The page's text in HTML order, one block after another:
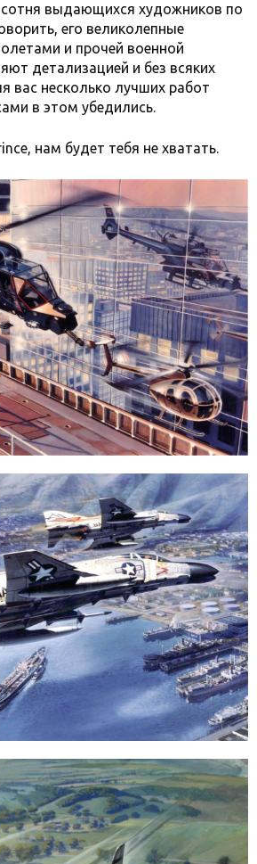
выдающихся художников по
его великолепные
и прочей военной
детализацией и без всяких
вас несколько лучших работ
в этом убедились.
нам будет тебя не хватать.